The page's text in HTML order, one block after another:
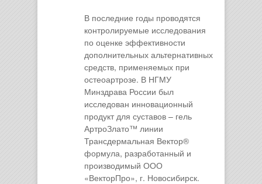
В последние годы проводятся
контролируемые исследования
по оценке эффективности
дополнительных альтернативных
средств, применяемых при
остеоартрозе. В НГМУ
Минздрава России был
исследован инновационный
продукт для суставов – гель
АртроЗлато™ линии
Трансдермальная Вектор®
формула, разработанный и
производимый ООО
«ВекторПро», г. Новосибирск.